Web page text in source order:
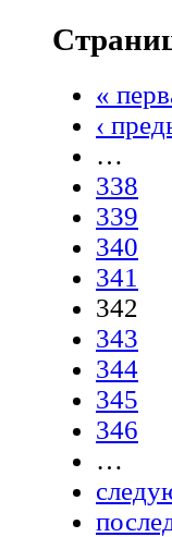
«
‹
…
338
339
340
341
342
343
344
345
346
…